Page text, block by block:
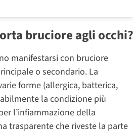
bruciore agli occhi?
manifestarsi con bruciore
o secondario. La
forme (allergica, batterica,
la condizione più
l’infiammazione della
trasparente che riveste la parte